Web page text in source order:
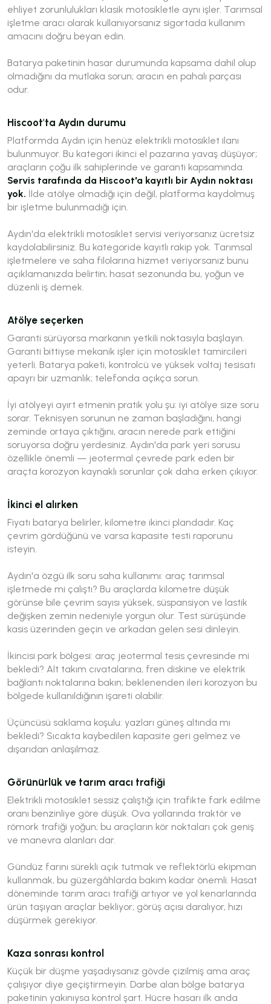
ehliyet zorunlulukları klasik motosikletle aynı işler. Tarımsal
işletme aracı olarak kullanıyorsanız sigortada kullanım
amacını doğru beyan edin.
Batarya paketinin hasar durumunda kapsama dahil olup
olmadığını da mutlaka sorun; aracın en pahalı parçası
odur.
Hiscoot'ta Aydın durumu
Platformda Aydın için henüz elektrikli motosiklet ilanı
bulunmuyor. Bu kategori ikinci el pazarına yavaş düşüyor;
araçların çoğu ilk sahiplerinde ve garanti kapsamında.
Servis tarafında da Hiscoot'a kayıtlı bir Aydın noktası
yok. İlde atölye olmadığı için değil, platforma kaydolmuş
bir işletme bulunmadığı için.
Aydın'da elektrikli motosiklet servisi veriyorsanız ücretsiz
kaydolabilirsiniz. Bu kategoride kayıtlı rakip yok. Tarımsal
işletmelere ve saha filolarına hizmet veriyorsanız bunu
açıklamanızda belirtin; hasat sezonunda bu, yoğun ve
düzenli iş demek.
Atölye seçerken
Garanti sürüyorsa markanın yetkili noktasıyla başlayın.
Garanti bittiyse mekanik işler için motosiklet tamircileri
yeterli. Batarya paketi, kontrolcü ve yüksek voltaj tesisatı
apayrı bir uzmanlık; telefonda açıkça sorun.
İyi atölyeyi ayırt etmenin pratik yolu şu: iyi atölye size soru
sorar. Teknisyen sorunun ne zaman başladığını, hangi
zeminde ortaya çıktığını, aracın nerede park ettiğini
soruyorsa doğru yerdesiniz. Aydın'da park yeri sorusu
özellikle önemli — jeotermal çevrede park eden bir
araçta korozyon kaynaklı sorunlar çok daha erken çıkıyor.
İkinci el alırken
Fiyatı batarya belirler, kilometre ikinci plandadır. Kaç
çevrim gördüğünü ve varsa kapasite testi raporunu
isteyin.
Aydın'a özgü ilk soru saha kullanımı: araç tarımsal
işletmede mi çalıştı? Bu araçlarda kilometre düşük
görünse bile çevrim sayısı yüksek, süspansiyon ve lastik
değişken zemin nedeniyle yorgun olur. Test sürüşünde
kasis üzerinden geçin ve arkadan gelen sesi dinleyin.
İkincisi park bölgesi: araç jeotermal tesis çevresinde mi
bekledi? Alt takım cıvatalarına, fren diskine ve elektrik
bağlantı noktalarına bakın; beklenenden ileri korozyon bu
bölgede kullanıldığının işareti olabilir.
Üçüncüsü saklama koşulu: yazları güneş altında mı
bekledi? Sıcakta kaybedilen kapasite geri gelmez ve
dışarıdan anlaşılmaz.
Görünürlük ve tarım aracı trafiği
Elektrikli motosiklet sessiz çalıştığı için trafikte fark edilme
oranı benzinliye göre düşük. Ova yollarında traktör ve
römork trafiği yoğun; bu araçların kör noktaları çok geniş
ve manevra alanları dar.
Gündüz farını sürekli açık tutmak ve reflektörlü ekipman
kullanmak, bu güzergâhlarda bakım kadar önemli. Hasat
döneminde tarım aracı trafiği artıyor ve yol kenarlarında
ürün taşıyan araçlar bekliyor; görüş açısı daralıyor, hızı
düşürmek gerekiyor.
Kaza sonrası kontrol
Küçük bir düşme yaşadıysanız gövde çizilmiş ama araç
çalışıyor diye geçiştirmeyin. Darbe alan bölge batarya
paketinin yakınıysa kontrol şart. Hücre hasarı ilk anda